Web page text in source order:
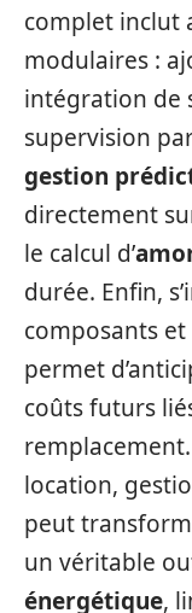
complet inclut
modulaires :
intégration de
supervision
gestion
directement
le calcul d’
durée. Enfin,
composants
permet
coûts futurs
location,
peut
un véritable
énergétique,